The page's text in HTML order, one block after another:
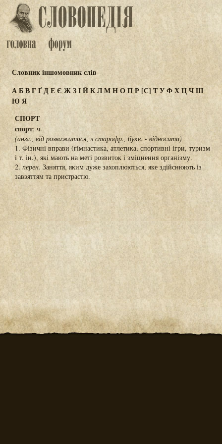
Словник іншомовник слів
АБВГҐДЕЄ ЖЗІЙКЛМНОПР [С] ТУФХЦЧШ
Ю Я
СПОРТ
спорт; ч.
(англ., від розважатися, з старофр., букв. - відносити)
1. Фізичні вправи (гімнастика, атлетика, спортивні ігри, туризм
і т. ін.), які мають на меті розвиток і зміцнення організму.
2. перен. Заняття, яким дуже захоплюються, яке здійснюють із
завзяттям та пристрастю.